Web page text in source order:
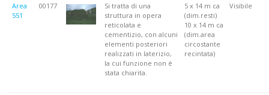
Area
551
00177
Si tratta di una
struttura in opera
reticolata e
cementizio, con alcuni
elementi posteriori
realizzati in laterizio,
la cui funzione non è
stata chiarita.
5 x 14 m ca
(dim.resti)
10 x 14 m ca
(dim.area
circostante
recintata)
Visibile